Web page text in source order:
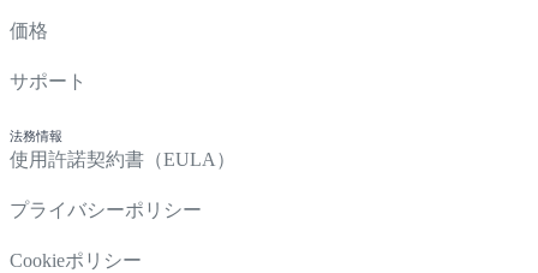
価格
サポート
法務情報
使用許諾契約書（EULA）
プライバシーポリシー
Cookieポリシー